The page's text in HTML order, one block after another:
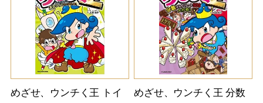
めざせ、ウンチく王 トイ
めざせ、ウンチく王 分数